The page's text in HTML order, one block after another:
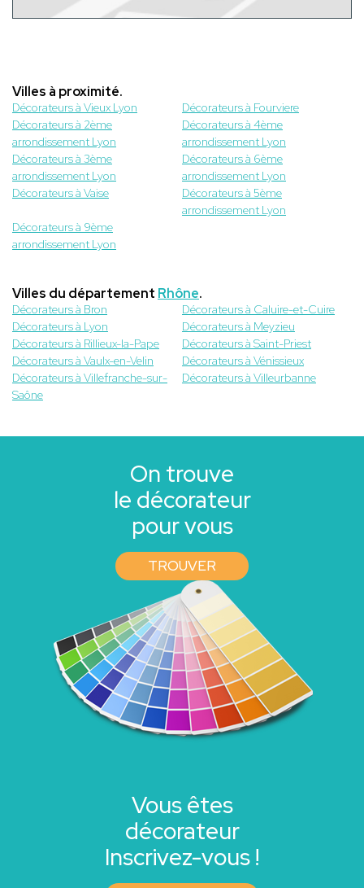
Villes à proximité.
Décorateurs à Vieux Lyon
Décorateurs à Fourviere
Décorateurs à 2ème
arrondissement Lyon
Décorateurs à 4ème
arrondissement Lyon
Décorateurs à 3ème
arrondissement Lyon
Décorateurs à 6ème
arrondissement Lyon
Décorateurs à Vaise
Décorateurs à 5ème
arrondissement Lyon
Décorateurs à 9ème
arrondissement Lyon
Villes du département Rhône.
Décorateurs à Bron
Décorateurs à Caluire-et-Cuire
Décorateurs à Lyon
Décorateurs à Meyzieu
Décorateurs à Rillieux-la-Pape
Décorateurs à Saint-Priest
Décorateurs à Vaulx-en-Velin
Décorateurs à Vénissieux
Décorateurs à Villefranche-sur-
Saône
Décorateurs à Villeurbanne
On trouve
le décorateur
pour vous
TROUVER
Vous êtes
décorateur
Inscrivez-vous !